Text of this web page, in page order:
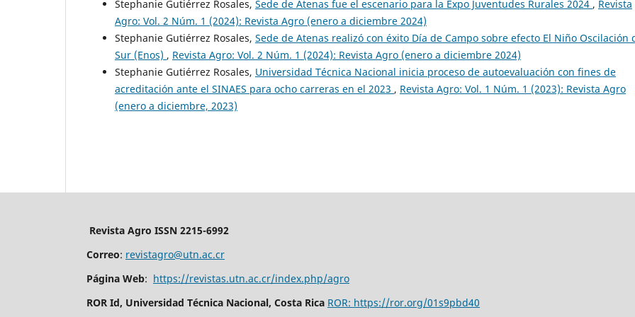
Stephanie Gutiérrez Rosales, Sede de Atenas fue el escenario para la Expo Juventudes Rurales 2024 , Revista
Agro: Vol. 2 Núm. 1 (2024): Revista Agro (enero a diciembre 2024)
Stephanie Gutiérrez Rosales, Sede de Atenas realizó con éxito Día de Campo sobre efecto El Niño Oscilación
Sur (Enos) , Revista Agro: Vol. 2 Núm. 1 (2024): Revista Agro (enero a diciembre 2024)
Stephanie Gutiérrez Rosales, Universidad Técnica Nacional inicia proceso de autoevaluación con fines de
acreditación ante el SINAES para ocho carreras en el 2023 , Revista Agro: Vol. 1 Núm. 1 (2023): Revista Agro
(enero a diciembre, 2023)
Revista Agro ISSN 2215-6992
Correo: revistagro@utn.ac.cr
Página Web: https://revistas.utn.ac.cr/index.php/agro
ROR Id, Universidad Técnica Nacional, Costa Rica ROR: https://ror.org/01s9pbd40